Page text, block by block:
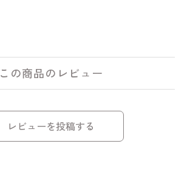
この商品のレビュー
レビューを投稿する